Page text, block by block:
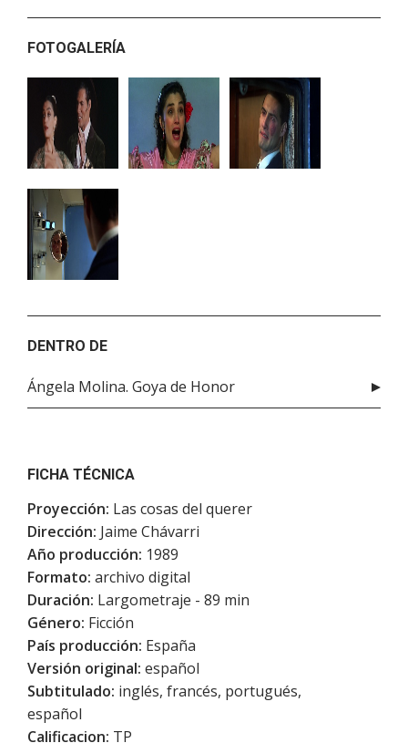
FOTOGALERÍA
DENTRO DE
Ángela Molina. Goya de Honor
FICHA TÉCNICA
Proyección: Las cosas del querer
Dirección: Jaime Chávarri
Año producción: 1989
Formato: archivo digital
Duración: Largometraje - 89 min
Género: Ficción
País producción: España
Versión original: español
Subtitulado: inglés, francés, portugués,
español
Calificacion: TP